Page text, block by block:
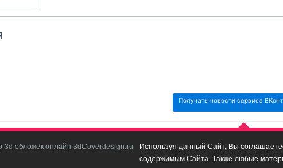
Получать новости сервиса
3d обложек онлайн 3dCoverdesign.ru
Используя данный Сайт, Вы
содержимым Сайта. Также любые